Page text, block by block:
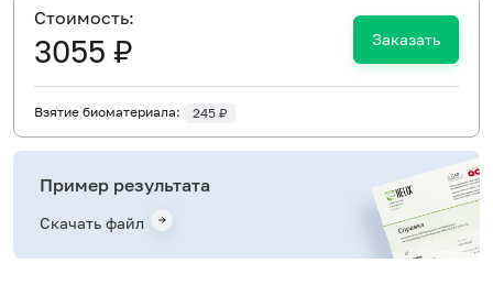
Cтоимость:
3055 ₽ Заказать
Взятие биоматериала: 245 ₽
Пример результата
Скачать файл